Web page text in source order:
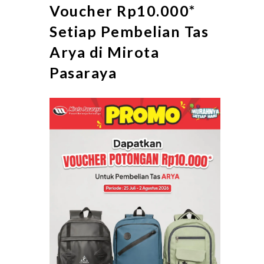
Voucher Rp10.000*
Setiap Pembelian Tas
Arya di Mirota
Pasaraya